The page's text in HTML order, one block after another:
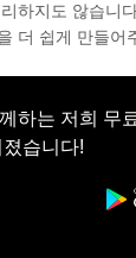
하지도 않습니
더 쉽게 만들어
하는 저희 무
습니다!